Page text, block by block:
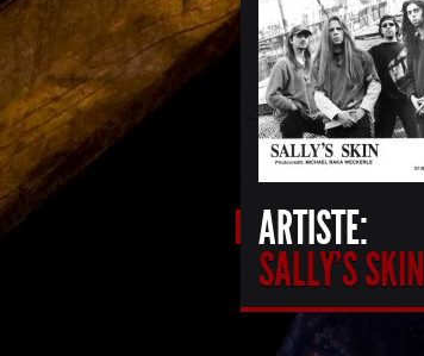
ARTISTE:
SALLY'S SKIN